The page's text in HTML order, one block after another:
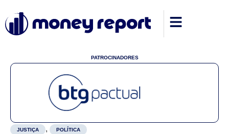
PATROCINADORES
JUSTIÇA , POLÍTICA